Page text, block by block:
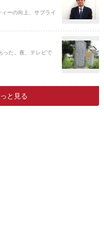
ーの向上、サプライ
った。夜、テレビで
と見る